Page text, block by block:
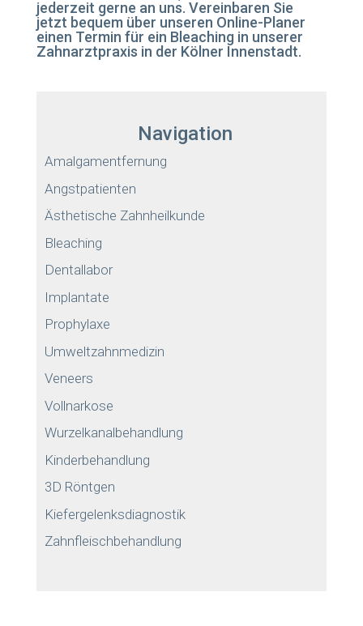
jederzeit gerne an uns. Vereinbaren Sie
jetzt bequem über unseren Online-Planer
einen Termin für ein Bleaching in unserer
Zahnarztpraxis in der Kölner Innenstadt.
Navigation
Amalgamentfernung
Angstpatienten
Ästhetische Zahnheilkunde
Bleaching
Dentallabor
Implantate
Prophylaxe
Umweltzahnmedizin
Veneers
Vollnarkose
Wurzelkanalbehandlung
Kinderbehandlung
3D Röntgen
Kiefergelenksdiagnostik
Zahnfleischbehandlung